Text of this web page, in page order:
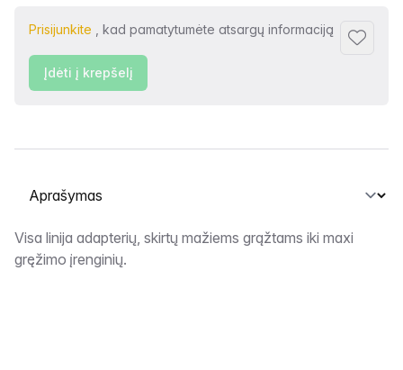
Prisijunkite , kad pamatytumėte atsargų informaciją
Pridėti
Įdėti į krepšelį
Pasirinkite skirtuką
Aprašymas
Visa linija adapterių, skirtų mažiems grąžtams iki maxi
gręžimo įrenginių.